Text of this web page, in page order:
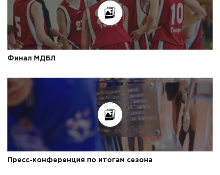
Финал МДБЛ
Пресс-конференция по итогам сезона